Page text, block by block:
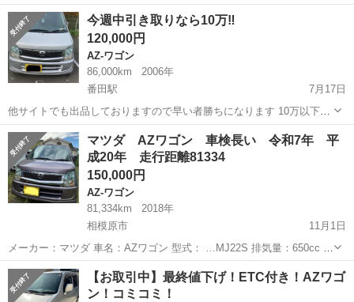
て帰れます。 ETC付き 改造たくさん 車検満タン 車検 車検令和09
年10月01日 初年度登録年月日 平成18年09月 (2006...
神奈川 相模原市 相模原駅 AZ-ワゴン
今週中引き取りなら10万‼️
120,000円
AZ-ワゴン
86,000km
2006年
番田駅
7月17日
他サイトでも出品しておりますので早い者勝ちになります 10万以下の
値下げ不可 平成18年 (2006) 85,000k 車検2025/12/24 車検も1年半あ
りますのでまだまだ乗れます！ 定期的に点検しておりますのでご安...
神奈川 相模原市 番田駅 AZ-ワゴン 10万
マツダ AZワゴン 車検長い 令和7年 平
成20年 走行距離81334
150,000円
AZ-ワゴン
81,334km
2018年
相模原市
11月1日
メーカー：マツダ 車名：AZワゴン 型式： …MJ22S 排気量：650cc 車
体色：ブラウン 年式：平成20年2月 車検 :令和7年2月 ボディタイプ：
ミッション：オートマ 走行距離：81334Km ドア数：5 駆動方式...
神奈川 相模原市 AZ-ワゴン 走行距離
【お取引中】最終値下げ！ETC付き！AZワゴ
ン！コミコミ！